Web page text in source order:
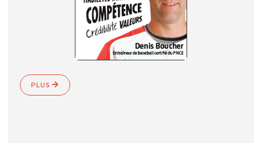
PLUS